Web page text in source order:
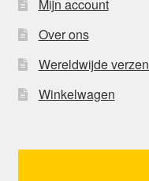
Mijn account
Over ons
Wereldwijde
Winkelwagen